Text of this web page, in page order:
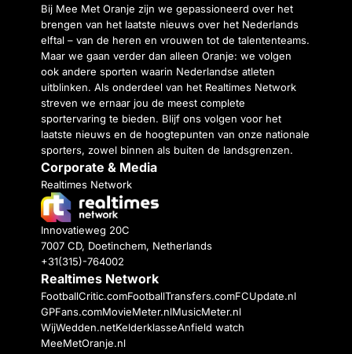
Bij Mee Met Oranje zijn we gepassioneerd over het
brengen van het laatste nieuws over het Nederlands
elftal – van de heren en vrouwen tot de talententeams.
Maar we gaan verder dan alleen Oranje: we volgen
ook andere sporten waarin Nederlandse atleten
uitblinken. Als onderdeel van het Realtimes Network
streven we ernaar jou de meest complete
sportervaring te bieden. Blijf ons volgen voor het
laatste nieuws en de hoogtepunten van onze nationale
sporters, zowel binnen als buiten de landsgrenzen.
Corporate & Media
Realtimes Network
Innovatieweg 20C
7007 CD, Doetinchem, Netherlands
+31(315)-764002
Realtimes Network
FootballCritic.comFootballTransfers.comFCUpdate.nl
GPFans.comMovieMeter.nlMusicMeter.nl
WijWedden.netKelderklasseAnfield watch
MeeMetOranje.nl